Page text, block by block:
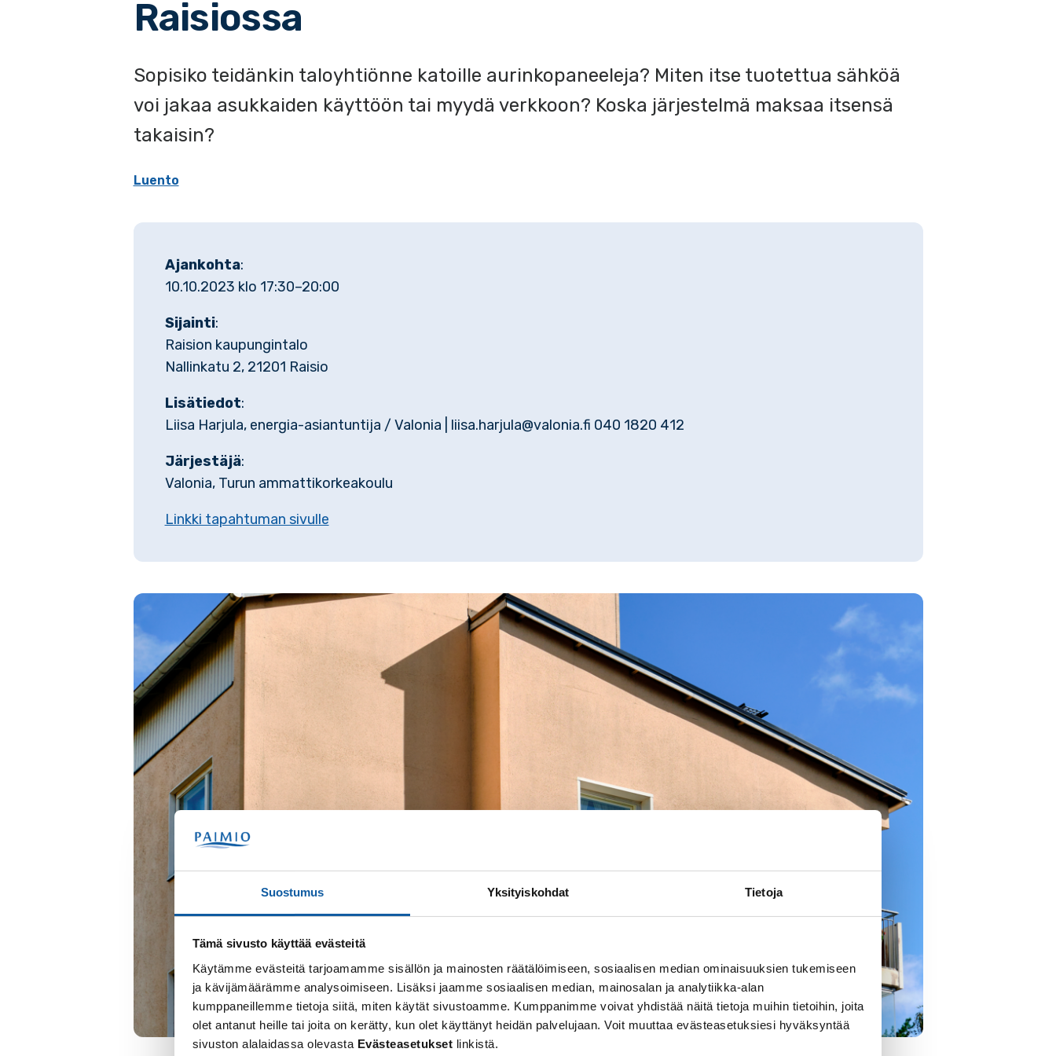
Suostumus Yksityiskohdat Tietoja
Tämä sivusto käyttää evästeitä
Käytämme evästeitä tarjoamamme sisällön ja mainosten räätälöimiseen, sosiaalisen median ominaisuuksien tukemiseen
ja kävijämäärämme analysoimiseen. Lisäksi jaamme sosiaalisen median, mainosalan ja analytiikka-alan
kumppaneillemme tietoja siitä, miten käytät sivustoamme. Kumppanimme voivat yhdistää näitä tietoja muihin tietoihin, joita
olet antanut heille tai joita on kerätty, kun olet käyttänyt heidän palvelujaan. Voit muuttaa evästeasetuksiesi hyväksyntää
sivuston alalaidassa olevasta Evästeasetukset linkistä.
Raisiossa
Sopisiko teidänkin taloyhtiönne katoille aurinkopaneeleja? Miten itse tuotettua sähköä
voi jakaa asukkaiden käyttöön tai myydä verkkoon? Koska järjestelmä maksaa itsensä
takaisin?
Luento
Ajankohta:
10.10.2023 klo 17:30–20:00
Sijainti:
Raision kaupungintalo
Nallinkatu 2, 21201 Raisio
Lisätiedot:
Liisa Harjula, energia-asiantuntija / Valonia | liisa.harjula@valonia.fi 040 1820 412
Järjestäjä:
Valonia, Turun ammattikorkeakoulu
Linkki tapahtuman sivulle